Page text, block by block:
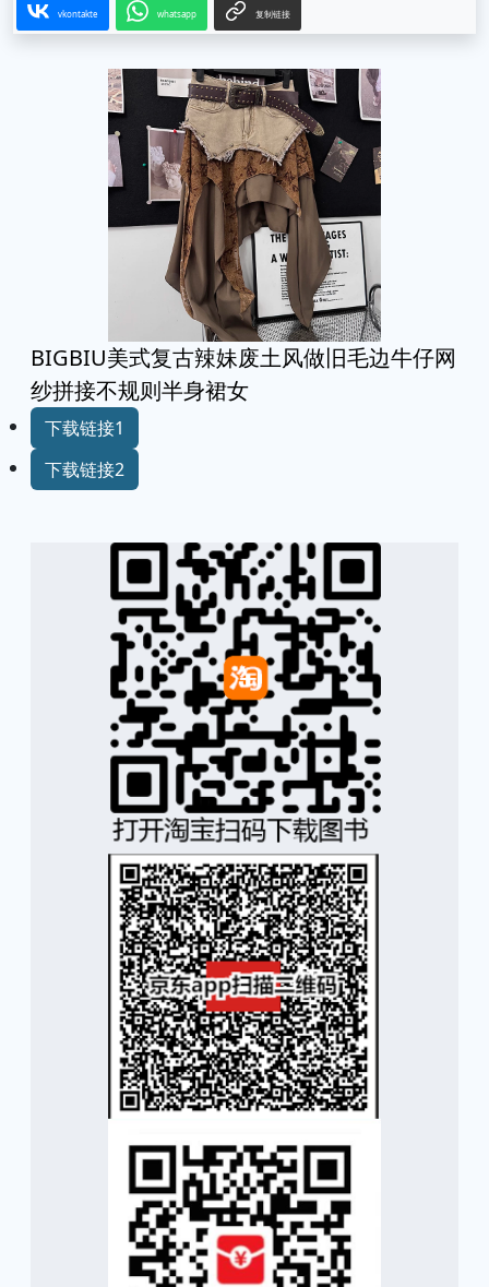
vkontakte whatsapp 复制链接
BIGBIU美式复古辣妹废土风做旧毛边牛仔网
纱拼接不规则半身裙女
下载链接1
下载链接2